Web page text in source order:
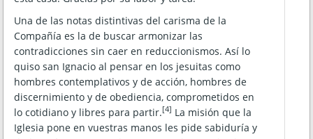
Una de las notas distintivas del carisma de la
Compañía es la de buscar armonizar las
contradicciones sin caer en reduccionismos. Así lo
quiso san Ignacio al pensar en los jesuitas como
hombres contemplativos y de acción, hombres de
discernimiento y de obediencia, comprometidos en
lo cotidiano y libres para partir.[4] La misión que la
Iglesia pone en vuestras manos les pide sabiduría y